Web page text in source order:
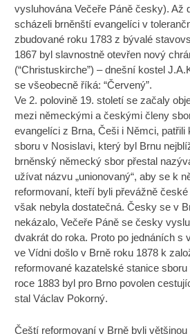
vysluhována Večeře Páně česky). Až
scházeli brněnští evangelíci v
zbudované roku 1783 z bývalé
1867 byl slavnostně otevřen nový
(“Christuskirche”) – dnešní kostel
se všeobecně říká: “Červený”.
Ve 2. polovině 19. století se začaly
mezi německými a českými členy
evangelíci z Brna, Češi i Němci, patřili
sboru v Nosislavi, který byl Brnu
brněnský německý sbor přestal
užívat názvu „unionovaný“, aby se k
reformovaní, kteří byli převážně
však nebyla dostatečná. Česky se v
nekázalo, Večeře Páně se česky
dvakrát do roka. Proto po jednáních s
ve Vídni došlo v Brně roku 1878 k
reformované kazatelské stanice
roce 1883 byl pro Brno povolen
stal Václav Pokorný.
Čeští reformovaní v Brně byli